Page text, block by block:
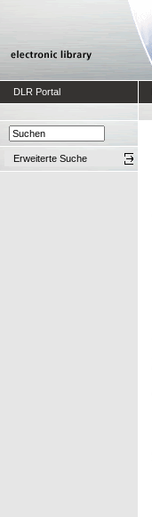
DLR Portal
Erweiterte Suche